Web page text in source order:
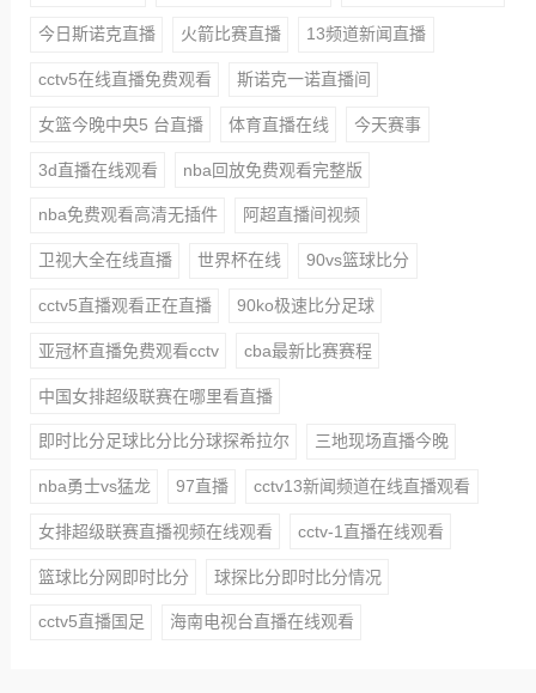
今日斯诺克直播 火箭比赛直播 13频道新闻直播
cctv5在线直播免费观看 斯诺克一诺直播间
女篮今晚中央5 台直播 体育直播在线 今天赛事
3d直播在线观看 nba回放免费观看完整版
nba免费观看高清无插件 阿超直播间视频
卫视大全在线直播 世界杯在线 90vs篮球比分
cctv5直播观看正在直播 90ko极速比分足球
亚冠杯直播免费观看cctv cba最新比赛赛程
中国女排超级联赛在哪里看直播
即时比分足球比分比分球探希拉尔 三地现场直播今晚
nba勇士vs猛龙 97直播 cctv13新闻频道在线直播观看
女排超级联赛直播视频在线观看 cctv-1直播在线观看
篮球比分网即时比分 球探比分即时比分情况
cctv5直播国足 海南电视台直播在线观看